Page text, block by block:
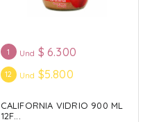
1 Und $ 6.300
12 Und $5.800
CALIFORNIA VIDRIO 900 ML
12F...